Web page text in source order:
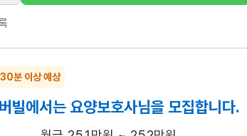
분 이상 예상
빌에서는 요양보호사님을 모집합니다.